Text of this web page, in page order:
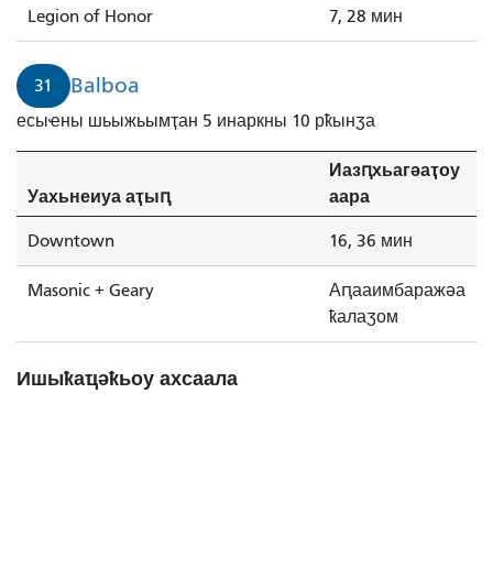
Legion of Honor 7, 28 мин
31 Balboa
есыҽны шьыжьымҭан 5 инаркны 10 рҟынӡа
Уахьнеиуа аҭыԥ
Иазԥхьагәаҭоу
аара
Downtown 16, 36 мин
Masonic + Geary
Аԥааимбаражәа
ҟалаӡом
Ишыҟаҵәҟьоу ахсаала